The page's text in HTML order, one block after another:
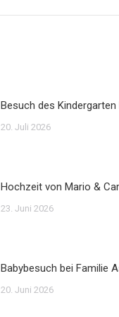
Besuch des
20. Juli 2026
Hochzeit von Mario &
23. Juni 2026
Babybesuch bei Familie
20. Juni 2026